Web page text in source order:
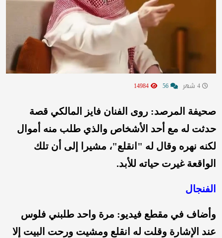
صحيفة المرصد: روى الفنان فايز المالكي قصة
حدثت له مع أحد الأشخاص والذي طلب منه أموال
لكنه نهره وقال له "انقلع"، مشيرا إلى أن تلك
الواقعة غيرت حياته للأبد.
الفنجال
وأضاف في مقطع فيديو: مرة واحد طلبني فلوس
عند الإشارة وقلت له انقلع ومشيت ورحت البيت إلا